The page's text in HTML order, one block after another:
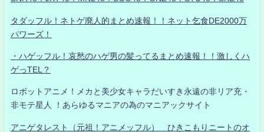
タダッフル！ネトゲ廃人的まとめ速報！！ネット乞食DE2000万
パワーズ！
・ハゲッフル！哀愁のハゲ男の髪ってるまとめ速報！！激しくハ
ゲっTEL？
ロボットアニメ！メカと美少女キャラだいすき永遠の非リア充・
非モテ星人 ！あらゆるマニアの為のマニアックサイト
アニゲタレスト（元祖！アニメッフル） ひきこもりニートのオ